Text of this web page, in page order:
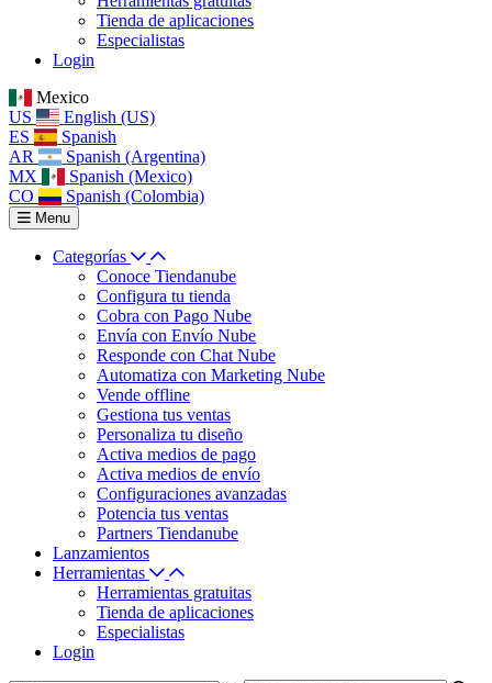
Tienda de aplicaciones
Especialistas
Login
Mexico
US
English (US)
ES
Spanish
AR
Spanish (Argentina)
MX
Spanish (Mexico)
CO
Spanish (Colombia)
Menu
Categorías
Conoce Tiendanube
Configura tu tienda
Cobra con Pago Nube
Envía con Envío Nube
Responde con Chat Nube
Automatiza con Marketing Nube
Vende offline
Gestiona tus ventas
Personaliza tu diseño
Activa medios de pago
Activa medios de envío
Configuraciones avanzadas
Potencia tus ventas
Partners Tiendanube
Lanzamientos
Herramientas
Herramientas gratuitas
Tienda de aplicaciones
Especialistas
Login